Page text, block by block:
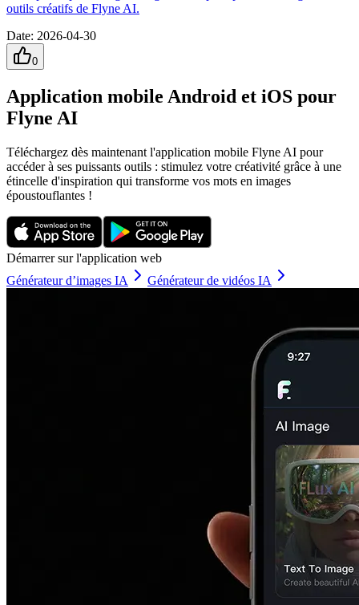
outils créatifs de Flyne AI.
Date: 2026-04-30
0
Application mobile Android et iOS pour
Flyne AI
Téléchargez dès maintenant l'application mobile Flyne AI pour
accéder à ses puissants outils : stimulez votre créativité grâce à une
étincelle d'inspiration qui transforme vos mots en images
époustouflantes !
Démarrer sur l'application web
Générateur d’images IA
Générateur de vidéos IA